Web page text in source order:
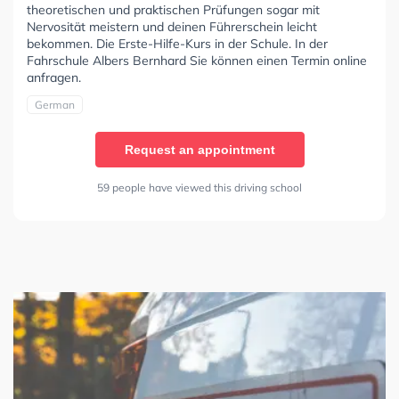
theoretischen und praktischen Prüfungen sogar mit
Nervosität meistern und deinen Führerschein leicht
bekommen. Die Erste-Hilfe-Kurs in der Schule. In der
Fahrschule Albers Bernhard Sie können einen Termin online
anfragen.
German
Request an appointment
59 people have viewed this driving school